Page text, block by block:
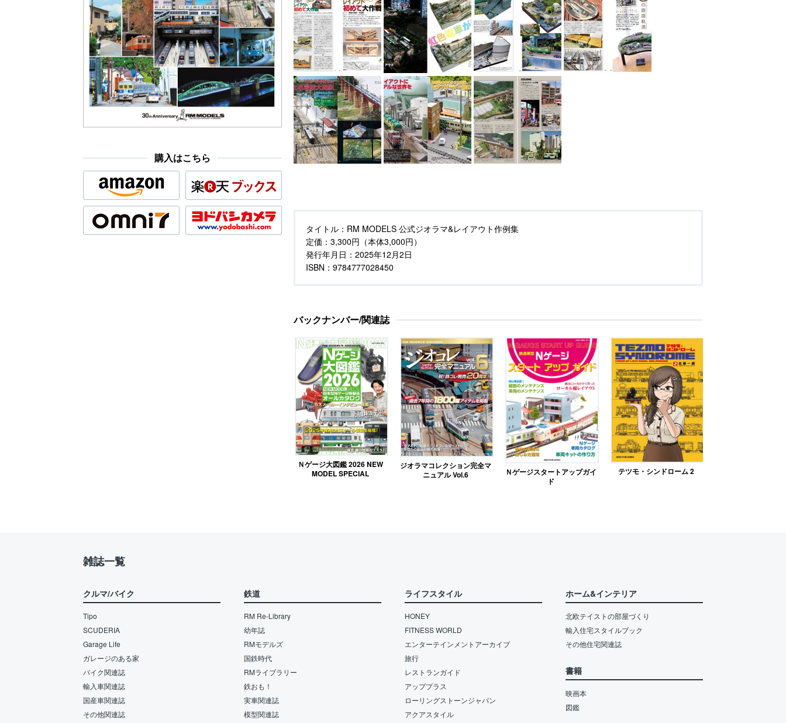
購入はこちら
タイトル： RM MODELS 公式ジオラマ&レイアウト作例集
定価： 3,300円（本体3,000円）
発行年月日： 2025年12月2日
ISBN：9784777028450
バックナンバー/関連誌
Ｎゲージ大図鑑 2026 NEW
MODEL SPECIAL
ジオラマコレクション完全マ
ニュアル Vol.6
Ｎゲージスタートアップガイ
ド
テツモ・シンドローム 2
雑誌一覧
クルマ/バイク
Tipo
SCUDERIA
Garage Life
ガレージのある家
バイク関連誌
輸入車関連誌
国産車関連誌
その他関連誌
鉄道
RM Re-Library
幼年誌
RMモデルズ
国鉄時代
RMライブラリー
鉄おも！
実車関連誌
模型関連誌
ライフスタイル
HONEY
FITNESS WORLD
エンターテインメントアーカイブ
旅行
レストランガイド
アッププラス
ローリングストーンジャパン
アクアスタイル
ホーム&インテリア
北欧テイストの部屋づくり
輸入住宅スタイルブック
その他住宅関連誌
書籍
映画本
図鑑